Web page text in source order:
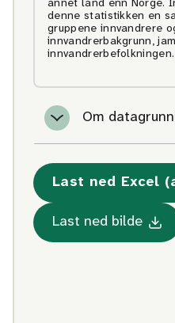
annet land enn Norge.
denne statistikken en
gruppene innvandrere
innvandrerbakgrunn,
innvandrerbefolkningen.
Om
Last ned Excel
Last ned bildeMed